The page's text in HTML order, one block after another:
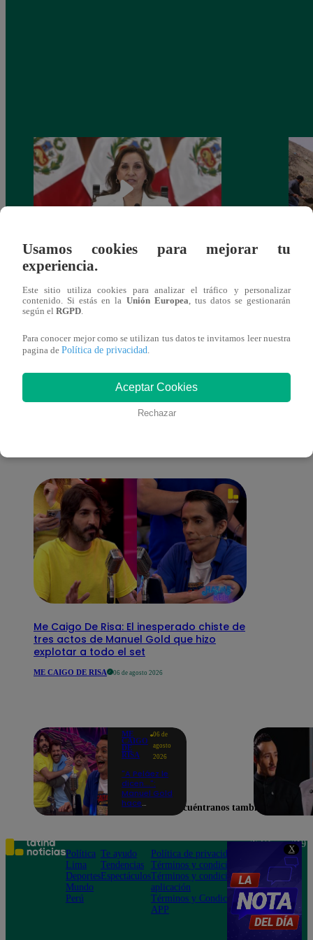
X
Congreso: proponen que el aumento del
salario presidencial se aplique desde 2026
También te puede
Me Caigo De Risa: El inesperado chiste de
tres actos de Manuel Gold que hizo
explotar a todo el set
ME CAIGO DE RISA 06 de agosto 2026
ME
CAIGO
DE
RISA
06 de
agosto
2026
"A Peláez le
dicen...":
Manuel Gold
hace
de contar el
chiste
Usamos cookies para mejorar tu
experiencia.
Este sitio utiliza cookies para analizar el tráfico y personalizar
contenido. Si estás en la Unión Europea, tus datos se gestionarán
según el RGPD.
Para conocer mejor como se utilizan tus datos te invitamos leer nuestra
pagina de Política de privacidad.
Aceptar Cookies
Rechazar
Encuéntranos también en
Política
Lima
Deportes
Mundo
Perú
Te ayudo
Tendencias
Espectáculos
Política de privacidad
Términos y condiciones
Términos y condiciones
aplicación
Términos y Condiciones
APP
Teléfono: 219
Av. San
Felipe 968
Jesús María